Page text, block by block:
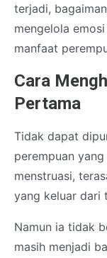
terjadi,
mengelola
manfaat
Cara
Pertama
Tidak dapat
perempuan
menstruasi,
yang keluar dari
Namun ia tidak
masih menjadi